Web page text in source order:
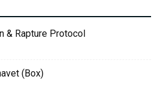
& Rapture Protocol
(Box)